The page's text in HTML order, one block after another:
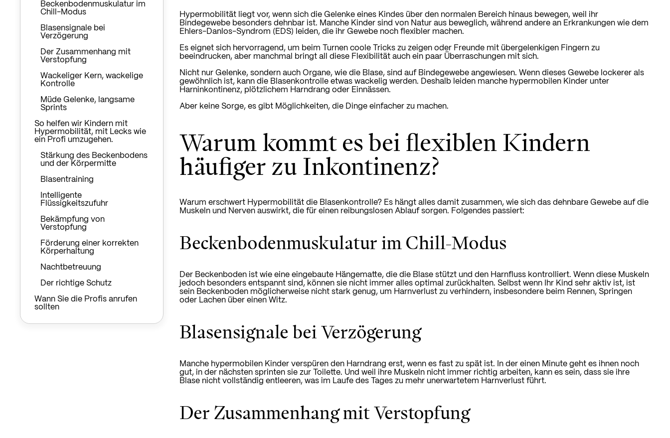
Beckenbodenmuskulatur im
Chill-Modus
Blasensignale bei
Verzögerung
Der Zusammenhang mit
Verstopfung
Wackeliger Kern, wackelige
Kontrolle
Müde Gelenke, langsame
Sprints
So helfen wir Kindern mit
Hypermobilität, mit Lecks wie
ein Profi umzugehen.
Stärkung des Beckenbodens
und der Körpermitte
Blasentraining
Intelligente
Flüssigkeitszufuhr
Bekämpfung von
Verstopfung
Förderung einer korrekten
Körperhaltung
Nachtbetreuung
Der richtige Schutz
Wann Sie die Profis anrufen
sollten
Hypermobilität liegt vor, wenn sich die Gelenke eines Kindes über den normalen Bereich hinaus bewegen, weil ihr
Bindegewebe besonders dehnbar ist. Manche Kinder sind von Natur aus beweglich, während andere an Erkrankungen wie dem
Ehlers-Danlos-Syndrom (EDS) leiden, die ihr Gewebe noch flexibler machen.
Es eignet sich hervorragend, um beim Turnen coole Tricks zu zeigen oder Freunde mit übergelenkigen Fingern zu
beeindrucken, aber manchmal bringt all diese Flexibilität auch ein paar Überraschungen mit sich.
Nicht nur Gelenke, sondern auch Organe, wie die Blase, sind auf Bindegewebe angewiesen. Wenn dieses Gewebe lockerer als
gewöhnlich ist, kann die Blasenkontrolle etwas wackelig werden. Deshalb leiden manche hypermobilen Kinder unter
Harninkontinenz, plötzlichem Harndrang oder Einnässen.
Aber keine Sorge, es gibt Möglichkeiten, die Dinge einfacher zu machen.
Warum kommt es bei flexiblen Kindern
häufiger zu Inkontinenz?
Warum erschwert Hypermobilität die Blasenkontrolle? Es hängt alles damit zusammen, wie sich das dehnbare Gewebe auf die
Muskeln und Nerven auswirkt, die für einen reibungslosen Ablauf sorgen. Folgendes passiert:
Beckenbodenmuskulatur im Chill-Modus
Der Beckenboden ist wie eine eingebaute Hängematte, die die Blase stützt und den Harnfluss kontrolliert. Wenn diese Muskeln
jedoch besonders entspannt sind, können sie nicht immer alles optimal zurückhalten. Selbst wenn Ihr Kind sehr aktiv ist, ist
sein Beckenboden möglicherweise nicht stark genug, um Harnverlust zu verhindern, insbesondere beim Rennen, Springen
oder Lachen über einen Witz.
Blasensignale bei Verzögerung
Manche hypermobilen Kinder verspüren den Harndrang erst, wenn es fast zu spät ist. In der einen Minute geht es ihnen noch
gut, in der nächsten sprinten sie zur Toilette. Und weil ihre Muskeln nicht immer richtig arbeiten, kann es sein, dass sie ihre
Blase nicht vollständig entleeren, was im Laufe des Tages zu mehr unerwartetem Harnverlust führt.
Der Zusammenhang mit Verstopfung